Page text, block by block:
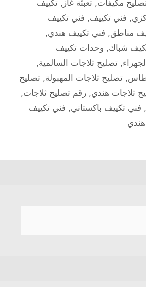
مكيفات,تعبئة غاز ,تكييف
, فني تكييف, فني تكييف
مناطق, فني تكييف هندي,
شباك, وحدات تكييف
,تصليح ثلاجات السالمية,
, تصليح ثلاجات المهبولة, تصليح
ثلاجات هندي, رقم تصليح ثلاجات,
, فني تكييف باكستاني, فني تكييف